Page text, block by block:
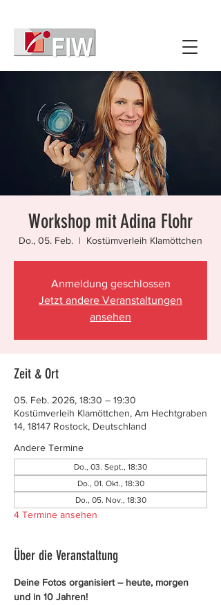
Workshop mit Adina Flohr
Do., 05. Feb.
  |
Kostümverleih Klamöttchen
Anmeldung geschlossen
Jetzt andere Veranstaltungen
ansehen
Zeit & Ort
05. Feb. 2026, 18:30 – 19:30
Kostümverleih Klamöttchen, Am Hechtgraben
14, 18147 Rostock, Deutschland
Andere Termine
Do., 03. Sept., 18:30
Do., 01. Okt., 18:30
Do., 05. Nov., 18:30
4 Termine ansehen
Über die Veranstaltung
Deine Fotos organisiert – heute, morgen
und in 10 Jahren!